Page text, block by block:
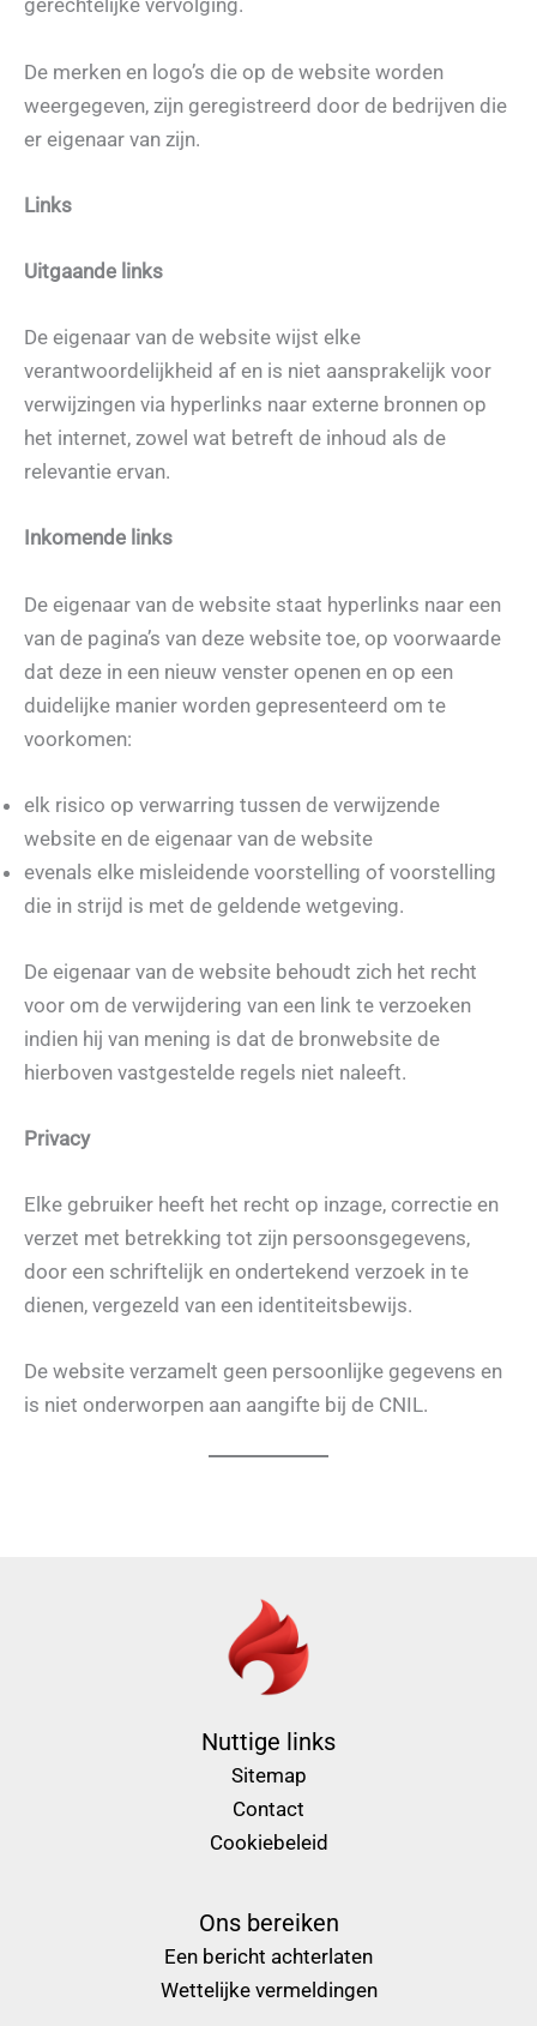
gerechtelijke vervolging.
De merken en logo’s die op de website worden
weergegeven, zijn geregistreerd door de bedrijven die
er eigenaar van zijn.
Links
Uitgaande links
De eigenaar van de website wijst elke
verantwoordelijkheid af en is niet aansprakelijk voor
verwijzingen via hyperlinks naar externe bronnen op
het internet, zowel wat betreft de inhoud als de
relevantie ervan.
Inkomende links
De eigenaar van de website staat hyperlinks naar een
van de pagina’s van deze website toe, op voorwaarde
dat deze in een nieuw venster openen en op een
duidelijke manier worden gepresenteerd om te
voorkomen:
elk risico op verwarring tussen de verwijzende
website en de eigenaar van de website
evenals elke misleidende voorstelling of voorstelling
die in strijd is met de geldende wetgeving.
De eigenaar van de website behoudt zich het recht
voor om de verwijdering van een link te verzoeken
indien hij van mening is dat de bronwebsite de
hierboven vastgestelde regels niet naleeft.
Privacy
Elke gebruiker heeft het recht op inzage, correctie en
verzet met betrekking tot zijn persoonsgegevens,
door een schriftelijk en ondertekend verzoek in te
dienen, vergezeld van een identiteitsbewijs.
De website verzamelt geen persoonlijke gegevens en
is niet onderworpen aan aangifte bij de CNIL.
Nuttige links
Sitemap
Contact
Cookiebeleid
Ons bereiken
Een bericht achterlaten
Wettelijke vermeldingen